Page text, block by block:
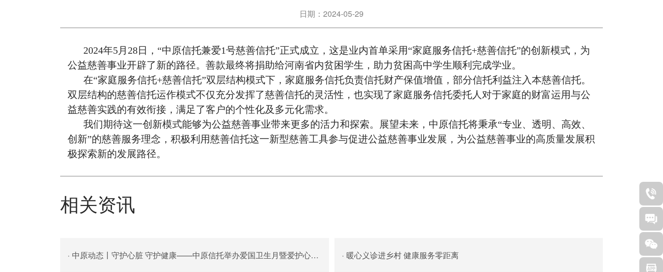
日期：2024-05-29
2024年5月28日，“中原信托兼爱1号慈善信托”正式成立，这是业内首单采用“家庭服务信托+慈善信托”的创新模式，为
公益慈善事业开辟了新的路径。善款最终将捐助给河南省内贫困学生，助力贫困高中学生顺利完成学业。
在“家庭服务信托+慈善信托”双层结构模式下，家庭服务信托负责信托财产保值增值，部分信托利益注入本慈善信托。
双层结构的慈善信托运作模式不仅充分发挥了慈善信托的灵活性，也实现了家庭服务信托委托人对于家庭的财富运用与公
益慈善实践的有效衔接，满足了客户的个性化及多元化需求。
我们期待这一创新模式能够为公益慈善事业带来更多的活力和探索。展望未来，中原信托将秉承“专业、透明、高效、
创新”的慈善服务理念，积极利用慈善信托这一新型慈善工具参与促进公益慈善事业发展，为公益慈善事业的高质量发展积
极探索新的发展路径。
相关资讯
· 中原动态丨守护心脏 守护健康——中原信托举办爱国卫生月暨爱护心脏健康专题讲座 · 暖心义诊进乡村 健康服务零距离